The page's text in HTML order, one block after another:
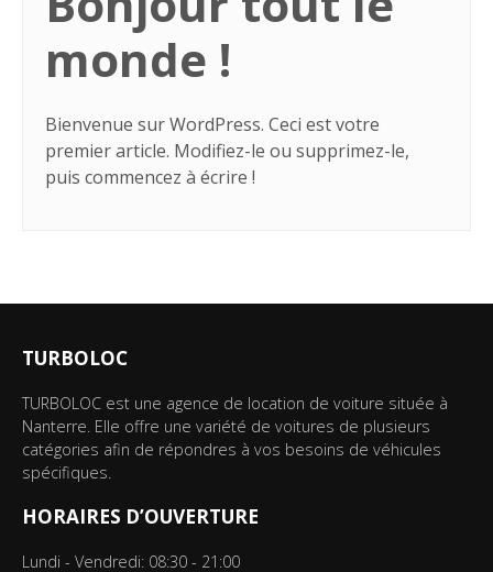
LE
MONDE !
monde !
Bienvenue sur WordPress. Ceci est votre
premier article. Modifiez-le ou supprimez-le,
puis commencez à écrire !
TURBOLOC
TURBOLOC est une agence de location de voiture située à
Nanterre. Elle offre une variété de voitures de plusieurs
catégories afin de répondres à vos besoins de véhicules
spécifiques.
HORAIRES D’OUVERTURE
Lundi - Vendredi: 08:30 - 21:00